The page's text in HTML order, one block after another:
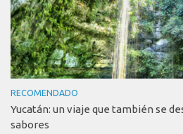
RECOMENDADO
Yucatán: un viaje que también se
sabores